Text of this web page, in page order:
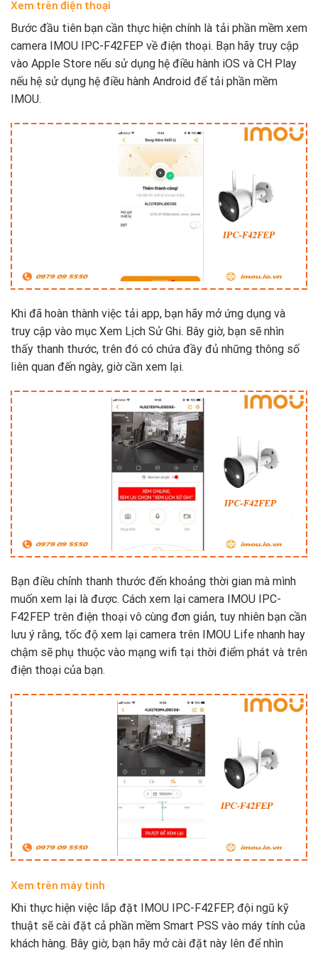
Xem trên điện thoại
Bước đầu tiên bạn cần thực hiện chính là tải phần mềm xem
camera IMOU IPC-F42FEP về điện thoại. Bạn hãy truy cập
vào Apple Store nếu sử dụng hệ điều hành iOS và CH Play
nếu hệ sử dụng hệ điều hành Android để tải phần mềm
IMOU.
Khi đã hoàn thành việc tải app, bạn hãy mở ứng dụng và
truy cập vào mục Xem Lịch Sử Ghi. Bây giờ, bạn sẽ nhìn
thấy thanh thước, trên đó có chứa đầy đủ những thông số
liên quan đến ngày, giờ cần xem lại.
Bạn điều chỉnh thanh thước đến khoảng thời gian mà mình
muốn xem lại là được. Cách xem lại camera IMOU IPC-
F42FEP trên điện thoại vô cùng đơn giản, tuy nhiên bạn cần
lưu ý rằng, tốc độ xem lại camera trên IMOU Life nhanh hay
chậm sẽ phụ thuộc vào mạng wifi tại thời điểm phát và trên
điện thoại của bạn.
Xem trên máy tính
Khi thực hiện việc lắp đặt IMOU IPC-F42FEP, đội ngũ kỹ
thuật sẽ cài đặt cả phần mềm Smart PSS vào máy tính của
khách hàng. Bây giờ, bạn hãy mở cài đặt này lên để nhìn